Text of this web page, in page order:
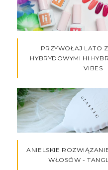
PRZYWOŁAJ LATO
HYBRYDOWYMI HI
VIBES
ANIELSKIE
WŁOSÓW -